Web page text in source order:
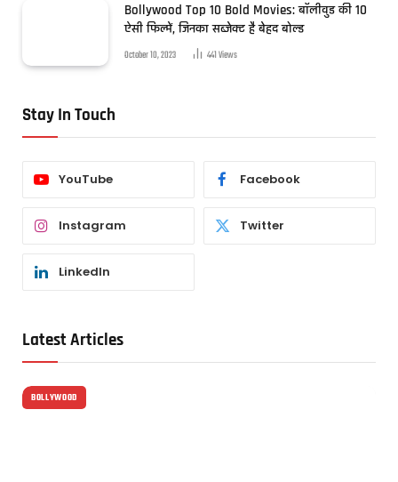
Bollywood Top 10 Bold Movies: बॉलीवुड की 10
ऐसी फिल्में, जिनका सब्जेक्ट है बेहद बोल्ड
October 10, 2023 441Views
Stay In Touch
YouTube Facebook
Instagram Twitter
LinkedIn
Latest Articles
BOLLYWOOD